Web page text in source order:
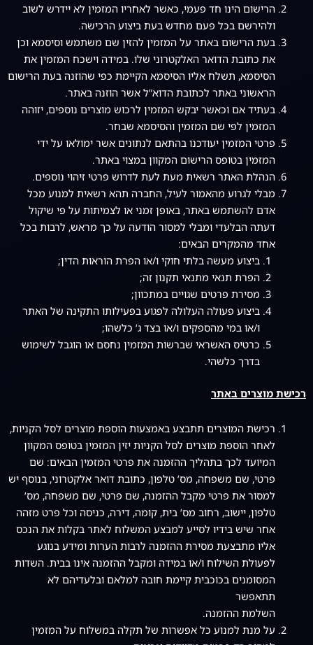
הרישום הינו חד פעמי, כאשר לאחריו המזמין לא יידרש לשוב
ולהירשם בכל פעם מחדש בעת ביצוע הרכישה.
בעת הרישום באתר על המזמין להזין שם משתמש וסיסמא וכן
את כתובת הדואר האלקטרוני שלו. במידה וישכח המזמין את
הסיסמא, תשלח אליו הסיסמא הקיימת כפי שהוזנה בעת הרישום
הראשוני באתר לכתובת הדוא“ל אשר הוזנה באתר.
בעתיד אם וכאשר יבקש המזמין לרכוש מוצרים נוספים, יזוהה
המזמין לפי שם המזמין והסיסמא שבחר.
פרטי המזמין יעודכנו בהתאם לנתונים אשר ימולאו על ידי
המזמין בטופס הרישום המקוון במצוי באתר.
הנהלת האתר רשאית מעת לעת לדרוש פרטי זיהוי נוספים.
מבלי לגרוע מהאמור לעיל, החברה תהא רשאית למנוע מכל
אדם להשתמש באתר, באופן זמני או לצמיתות על פי שיקול
דעתה הבלעדי ומבלי למסור הודעה על כך מראש, לרבות בכל
אחד מהמקרים הבאים:
ביצוע מעשה בלתי חוקי ו/או הפרת הוראות הדין;
הפרת תנאי מתנאי תקנון זה;
מסירת פרטים שגויים במתכוון;
ביצוע פעולה העלולה לפגוע בפעילותו התקינה של האתר
ו/או במי מהספקים ו/או בצד ג‘ כלשהו;
כרטיס האשראי שברשות המזמין נחסם או הוגבל לשימוש
בדרך כלשהי.
רכישת מוצרים באתר
רכישת המוצרים תתבצע באמצעות הוספת מוצרים לסל הקניות,
לאחר הוספת מוצרים לסל הקניות יזין המזמין בטופס המקוון
המיועד לכך בתהליך ההזמנה את פרטי המזמין הבאים: שם
פרטי, שם משפחה, מס‘ טלפון, כתובת דואר אלקטרוני, בנוסף יש
למסור את פרטי מקבל ההזמנה, שם פרטי, שם משפחה, מס‘
טלפון, יישוב, רחוב מס‘ בית, קומה, דירה, כניסה וכל פרט מזהה
אחר שיש בידיו לסייע למבצע המשלוח לאתר בקלות את הנכס
אליו מתבצעת מסירת ההזמנה לרבות הערות ומידע בנוגע
לפעולת השילוח ו/או במידה ומקבל ההזמנה אינו בבית. השדות
המסומנים בכוכבית קיימת חובה למלאם ובלעדיהם לא
תתאפשר
השלמת ההזמנה.
על מנת למנוע כל אפשרות של תקלה במשלוח על המזמין